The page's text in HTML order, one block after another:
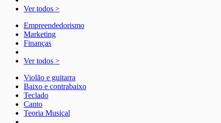
Ver todos >
Empreendedorismo
Marketing
Finanças
Ver todos >
Violão e guitarra
Baixo e contrabaixo
Teclado
Canto
Teoria Musical